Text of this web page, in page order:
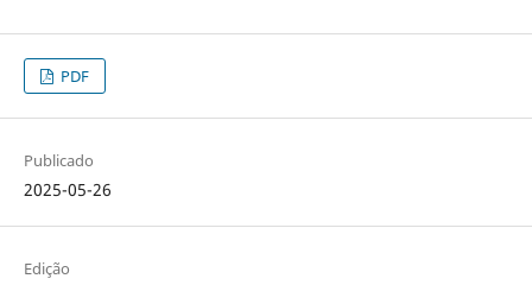
PDF
Publicado
2025-05-26
Edição